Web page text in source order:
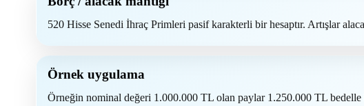
520 Hisse Senedi İhraç Primleri pasif karakterli bir hesaptır. Artışlar
Örnek uygulama
Örneğin nominal değeri 1.000.000 TL olan paylar 1.250.000 TL